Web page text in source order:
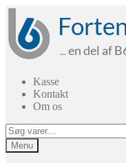
Spring
navigation
Spring
indhold
Kasse
Kontakt
Om os
Søg
efter:
Menu